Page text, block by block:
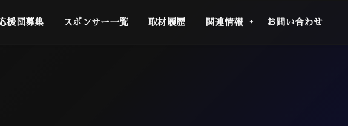
援団募集 スポンサー一覧 取材履歴 関連情報 お問い合わせ